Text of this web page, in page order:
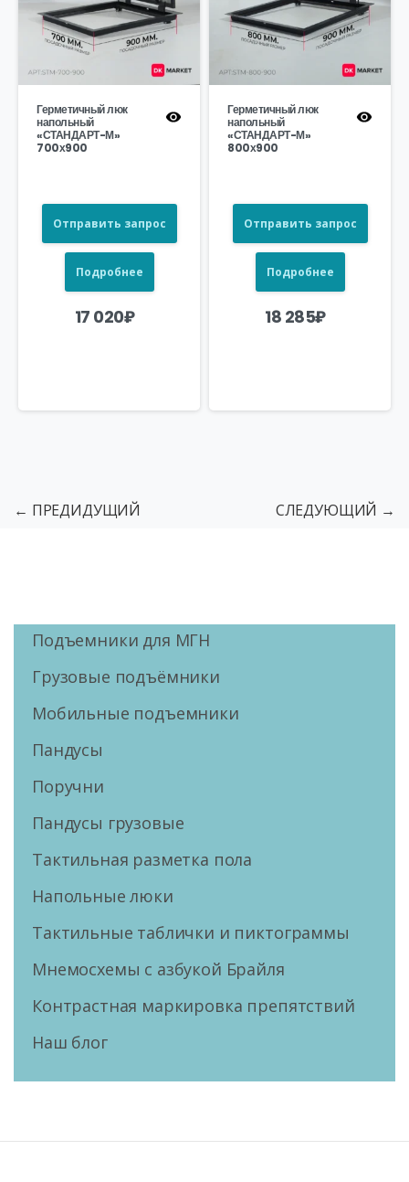
Герметичный люк
напольный
«СТАНДАРТ-М»
700х900
Отправить запрос
Подробнее
17 020₽
Герметичный люк
напольный
«СТАНДАРТ-М»
800х900
Отправить запрос
Подробнее
18 285₽
← ПРЕДИДУЩИЙ СЛЕДУЮЩИЙ →
Подъемники для МГН
Грузовые подъёмники
Мобильные подъемники
Пандусы
Поручни
Пандусы грузовые
Тактильная разметка пола
Напольные люки
Тактильные таблички и пиктограммы
Мнемосхемы с азбукой Брайля
Контрастная маркировка препятствий
Наш блог